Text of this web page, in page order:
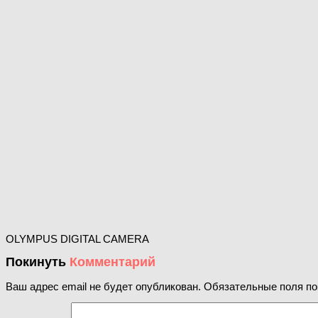
OLYMPUS DIGITAL CAMERA
Покинуть Комментарий
Ваш адрес email не будет опубликован. Обязательные поля